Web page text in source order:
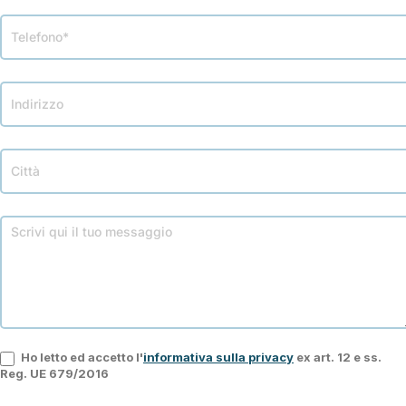
Ho letto ed accetto l'informativa sulla privacy ex art. 12 e ss.
Reg. UE 679/2016